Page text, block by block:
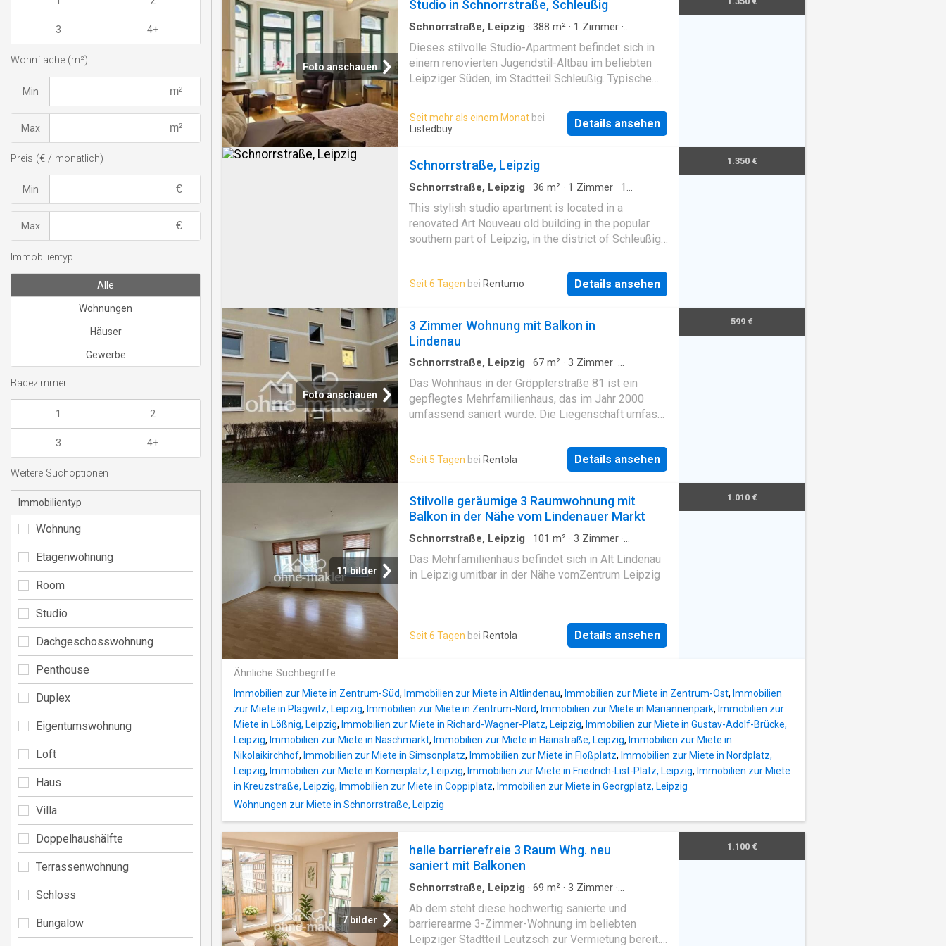
Foto anschauen
Studio in Schnorrstraße, Schleußig
Schnorrstraße, Leipzig · 388 m² · 1 Zimmer ·
Dieses stilvolle Studio-Apartment befindet sich in
einem renovierten Jugendstil-Altbau im beliebten
Leipziger Süden, im Stadtteil Schleußig. Typische
Wohnung einen besonderen Charakter, während die
moderne Aus. Amenities: couples, tv,
Seit mehr als einem Monat bei
Listedbuy
Details ansehen
Schnorrstraße, Leipzig
Schnorrstraße, Leipzig · 36 m² · 1 Zimmer · 1
This stylish studio apartment is located in a
renovated Art Nouveau old building in the popular
southern part of Leipzig, in the district of Schleußig.
and stucco give the apartment a special character
Seit 6 Tagen bei Rentumo Details ansehen
1.350 €
Foto anschauen
3 Zimmer Wohnung mit Balkon in
Lindenau
Schnorrstraße, Leipzig · 67 m² · 3 Zimmer ·
Das Wohnhaus in der Gröpplerstraße 81 ist ein
gepflegtes Mehrfamilienhaus, das im Jahr 2000
umfassend saniert wurde. Die Liegenschaft umfasst
solide Bausubstanz und eine kontinuierliche
Instandhaltung aus
Seit 5 Tagen bei Rentola Details ansehen
599 €
11 bilder
Stilvolle geräumige 3 Raumwohnung mit
Balkon in der Nähe vom Lindenauer Markt
Schnorrstraße, Leipzig · 101 m² · 3 Zimmer ·
·
Das Mehrfamilienhaus befindet sich in Alt Lindenau
in Leipzig umitbar in der Nähe vomZentrum Leipzig
Seit 6 Tagen bei Rentola Details ansehen
1.010 €
Ähnliche Suchbegriffe
Immobilien zur Miete in Zentrum-Süd, Immobilien zur Miete in Altlindenau, Immobilien zur Miete in Zentrum-Ost, Immobilien
zur Miete in Plagwitz, Leipzig, Immobilien zur Miete in Zentrum-Nord, Immobilien zur Miete in Mariannenpark, Immobilien zur
Miete in Lößnig, Leipzig, Immobilien zur Miete in Richard-Wagner-Platz, Leipzig, Immobilien zur Miete in Gustav-Adolf-Brücke,
Leipzig, Immobilien zur Miete in Naschmarkt, Immobilien zur Miete in Hainstraße, Leipzig, Immobilien zur Miete in
Nikolaikirchhof, Immobilien zur Miete in Simsonplatz, Immobilien zur Miete in Floßplatz, Immobilien zur Miete in Nordplatz,
Leipzig, Immobilien zur Miete in Körnerplatz, Leipzig, Immobilien zur Miete in Friedrich-List-Platz, Leipzig, Immobilien zur Miete
in Kreuzstraße, Leipzig, Immobilien zur Miete in Coppiplatz, Immobilien zur Miete in Georgplatz, Leipzig
Wohnungen zur Miete in Schnorrstraße, Leipzig
7 bilder
helle barrierefreie 3 Raum Whg. neu
saniert mit Balkonen
Schnorrstraße, Leipzig · 69 m² · 3 Zimmer ·
Aufzug
Ab dem steht diese hochwertig sanierte und
barrierearme 3-Zimmer-Wohnung im beliebten
Leipziger Stadtteil Leutzsch zur Vermietung bereit.
1.100 €
3 4+
Wohnfläche (m²)
Min
Max
Preis (€ / monatlich)
Min
Max
Immobilientyp
Alle
Wohnungen
Häuser
Gewerbe
Badezimmer
1 2
3 4+
Weitere Suchoptionen
Immobilientyp
Wohnung
Etagenwohnung
Room
Studio
Dachgeschosswohnung
Penthouse
Duplex
Eigentumswohnung
Loft
Haus
Villa
Doppelhaushälfte
Terrassenwohnung
Schloss
Bungalow